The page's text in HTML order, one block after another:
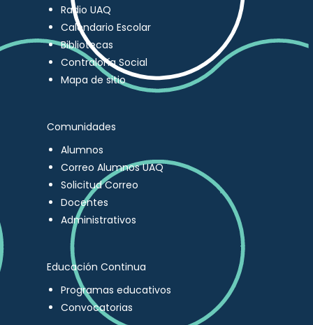
Radio UAQ
Calendario Escolar
Bibliotecas
Contraloría Social
Mapa de sitio
Comunidades
Alumnos
Correo Alumnos UAQ
Solicitud Correo
Docentes
Administrativos
Educación Continua
Programas educativos
Convocatorias